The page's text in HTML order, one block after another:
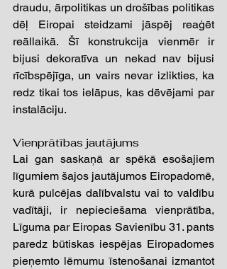
draudu, ārpolitikas un drošības politikas
dēļ Eiropai steidzami jāspēj reaģēt
reāllaikā. Šī konstrukcija vienmēr ir
bijusi dekoratīva un nekad nav bijusi
rīcībspējīga, un vairs nevar izlikties, ka
redz tikai tos ielāpus, kas dēvējami par
instalāciju.
Vienprātības jautājums
Lai gan saskaņā ar spēkā esošajiem
līgumiem šajos jautājumos Eiropadomē,
kurā pulcējas dalībvalstu vai to valdību
vadītāji, ir nepieciešama vienprātība,
Līguma par Eiropas Savienību 31. pants
paredz būtiskas iespējas Eiropadomes
pieņemto lēmumu īstenošanai izmantot